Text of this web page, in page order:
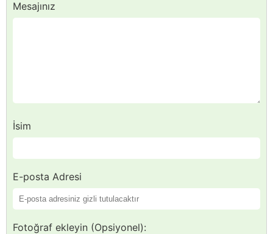
Mesajınız
İsim
E-posta Adresi
Fotoğraf ekleyin (Opsiyonel):